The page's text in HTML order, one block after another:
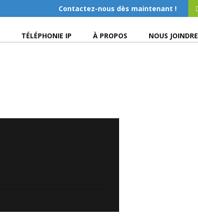
Contactez-nous dès maintenant !
TÉLÉPHONIE IP À PROPOS NOUS JOINDRE